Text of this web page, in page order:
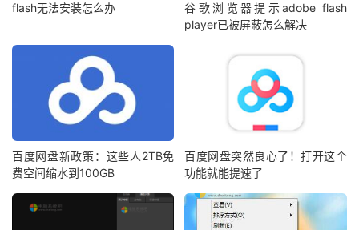
flash无法安装怎么办
谷歌浏览器提示adobe flash
player已被屏蔽怎么解决
百度网盘新政策：这些人2TB免
费空间缩水到100GB
百度网盘突然良心了！打开这个
功能就能提速了